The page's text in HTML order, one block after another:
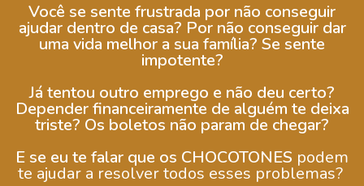
Você se sente frustrada por não conseguir
ajudar dentro de casa? Por não conseguir dar
uma vida melhor a sua família? Se sente
impotente?
Já tentou outro emprego e não deu certo?
Depender financeiramente de alguém te deixa
triste? Os boletos não param de chegar?
E se eu te falar que os CHOCOTONES podem
te ajudar a resolver todos esses problemas?